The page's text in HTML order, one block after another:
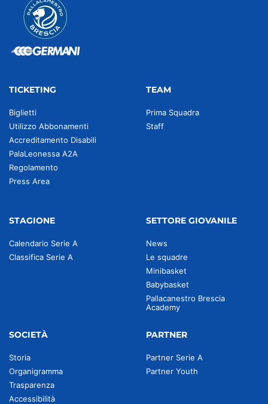
TICKETING
Biglietti
Utilizzo Abbonamenti
Accreditamento Disabili
PalaLeonessa A2A
Regolamento
Press Area
TEAM
Prima Squadra
Staff
STAGIONE
Calendario Serie A
Classifica Serie A
SETTORE GIOVANILE
News
Le squadre
Minibasket
Babybasket
Pallacanestro Brescia
Academy
SOCIETÀ
Storia
Organigramma
Trasparenza
Accessibilità
PARTNER
Partner Serie A
Partner Youth